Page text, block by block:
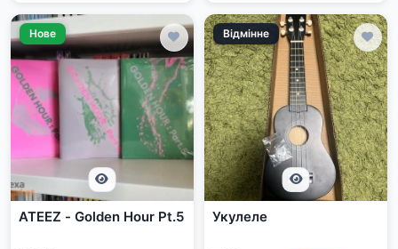
Нове
ATEEZ - Golden Hour Pt.5
Відмінне
Укулеле